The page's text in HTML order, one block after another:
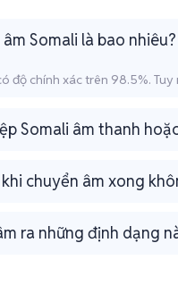
Somali là bao nhiêu?
độ chính xác trên 98.5%.
Somali âm thanh
chuyển âm xong
ra những định dạng